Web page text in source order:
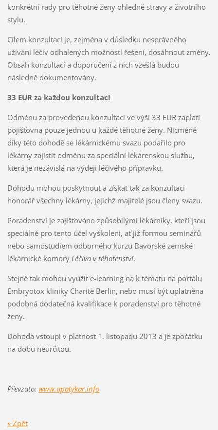
konkrétní rady pro těhotné ženy ohledně stravy a životního
stylu.
Cílem konzultací je, zejména v důsledku nesprávného
užívání léčiv odhalených možností řešení, dosáhnout změny.
Obsah konzultací a doporučení z nich vzešlá budou
následně dokumentovány.
33 EUR za každou konzultaci
Odměnu za provedenou konzultaci ve výši 33 EUR zaplatí
pojišťovna pouze jednou u každé těhotné ženy. Nicméně
díky této dohodě se lékárnickému svazu podařilo pro
lékárny zajistit odměnu za speciální lékárenskou službu,
která je nezávislá na výdeji léčivého přípravku.
Dohodu mohou poskytnout a získat tak za konzultaci
honorář všechny lékárny, jejichž majitelé jsou členy svazu.
Poradenství je zajišťováno způsobilými lékárníky, kteří jsou
speciálně pro tento účel vyškoleni, ať již formou seminářů
nebo samostudiem odborného kurzu Bavorské zemské
lékárnické komory Léčiva v těhotenství.
Stejně tak mohou využít e-learning na k tématu na portálu
Embryotox kliniky Charitè Berlin, nebo musí být uplatněna
podobná dodatečná kvalifikace k poradenství pro těhotné
ženy.
Dohoda vstoupí v platnost 1. listopadu 2013 a je zpočátku
na dobu neurčitou.
Převzato: www.apatykar.info
« Zpět